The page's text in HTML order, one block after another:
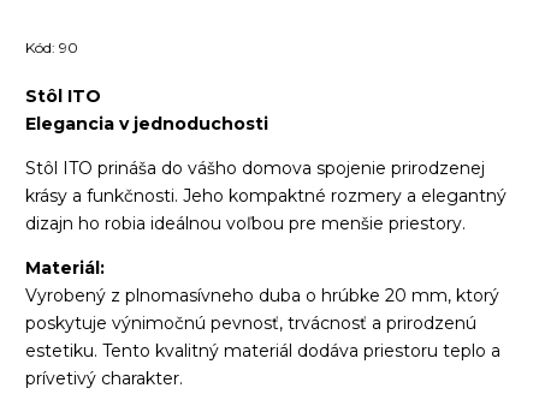
Kód: 90
Stôl ITO
Elegancia v jednoduchosti
Stôl ITO prináša do vášho domova spojenie prirodzenej
krásy a funkčnosti. Jeho kompaktné rozmery a elegantný
dizajn ho robia ideálnou voľbou pre menšie priestory.
Materiál:
Vyrobený z plnomasívneho duba o hrúbke 20 mm, ktorý
poskytuje výnimočnú pevnosť, trvácnosť a prirodzenú
estetiku. Tento kvalitný materiál dodáva priestoru teplo a
prívetivý charakter.